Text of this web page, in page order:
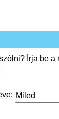
Írja be a